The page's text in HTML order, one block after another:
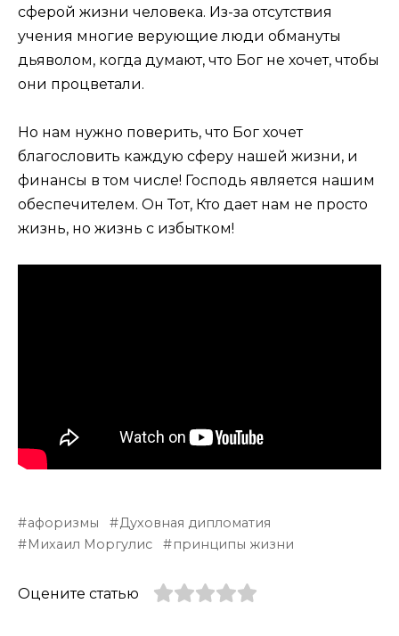
сферой жизни человека. Из-за отсутствия
учения многие верующие люди обмануты
дьяволом, когда думают, что Бог не хочет, чтобы
они процветали.
Но нам нужно поверить, что Бог хочет
благословить каждую сферу нашей жизни, и
финансы в том числе! Господь является нашим
обеспечителем. Он Тот, Кто дает нам не просто
жизнь, но жизнь с избытком!
афоризмы
Духовная дипломатия
Михаил Моргулис
принципы жизни
Оцените статью